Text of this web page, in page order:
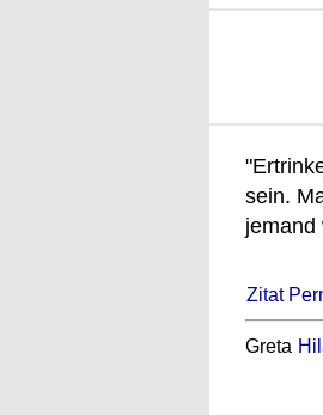
sein.
jemand
Zitat
Greta